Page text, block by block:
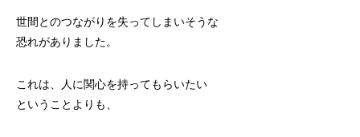
世間とのつながりを失ってしまいそうな
恐れがありました。
これは、人に関心を持ってもらいたい
ということよりも、